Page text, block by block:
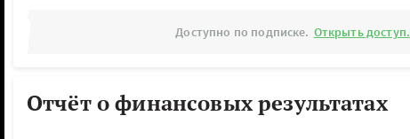
Доступно по подписке. Открыть доступ.
Отчёт о финансовых результатах